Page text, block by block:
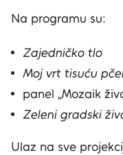
Na programu su:
Zajedničko tlo
Moj vrt tisuću
panel „Mozaik
Zeleni gradski
Ulaz na sve